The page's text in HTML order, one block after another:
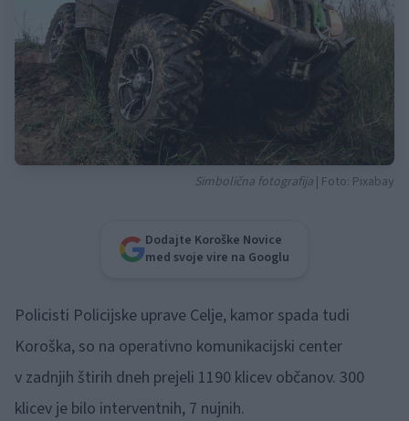
Simbolična fotografija | Foto: Pixabay
Dodajte Koroške Novice
med svoje vire na Googlu
Policisti Policijske uprave Celje, kamor spada tudi
Koroška, so na operativno komunikacijski center
v zadnjih štirih dneh prejeli 1190 klicev občanov. 300
klicev je bilo interventnih, 7 nujnih.